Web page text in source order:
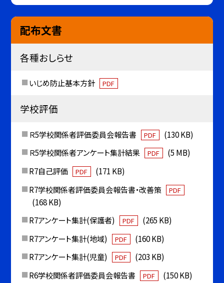
配布文書
各種おしらせ
いじめ防止基本方針 PDF
学校評価
Ｒ5学校関係者評価委員会報告書 PDF
(130 KB)
Ｒ5学校関係者アンケート集計結果
PDF
(5 MB)
R7自己評価
PDF
(171 KB)
R7学校関係者評価委員会報告書・改善策
PDF
(168 KB)
R7アンケート集計(保護者)
PDF
(265 KB)
R7アンケート集計(地域)
PDF
(160 KB)
R7アンケート集計(児童)
PDF
(203 KB)
R6学校関係者評価委員会報告書
PDF
(150 KB)